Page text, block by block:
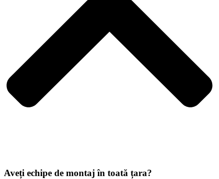
Aveți echipe de montaj în toată țara?